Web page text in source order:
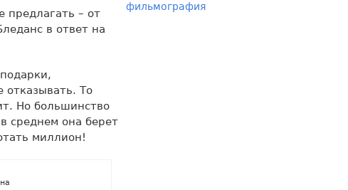
предлагать – от
в ответ на
То
Но большинство
среднем она берет
миллион!
фильмография